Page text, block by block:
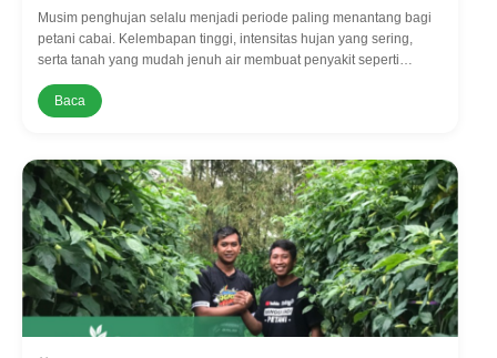
Musim penghujan selalu menjadi periode paling menantang bagi
petani cabai. Kelembapan tinggi, intensitas hujan yang sering,
serta tanah yang mudah jenuh air membuat penyakit seperti
kelayuan, busuk batang, dan antraknosa berkembang dengan
cepat. Namun pen
Baca